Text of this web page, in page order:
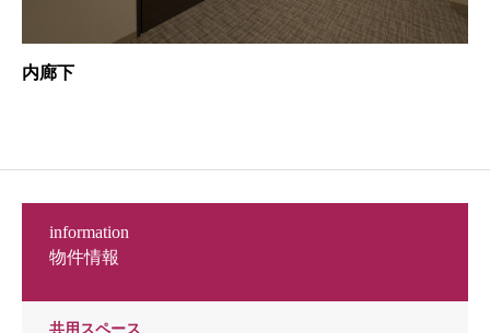
内廊下
物件情報
information
共用スペース